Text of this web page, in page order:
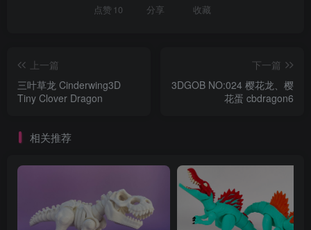
点赞 10 分享 收藏
上一篇
三叶草龙 Cinderwing3D
Tiny Clover Dragon
下一篇
3DGOB NO:024 樱花龙、樱
花蛋 cbdragon6
相关推荐